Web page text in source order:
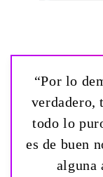
“Por lo
verdadero,
todo lo
es de buen
alguna